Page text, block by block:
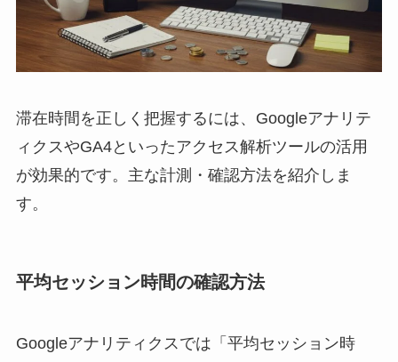
滞在時間を正しく把握するには、Googleアナリテ
ィクスやGA4といったアクセス解析ツールの活用
が効果的です。主な計測・確認方法を紹介しま
す。
平均セッション時間の確認方法
Googleアナリティクスでは「平均セッション時